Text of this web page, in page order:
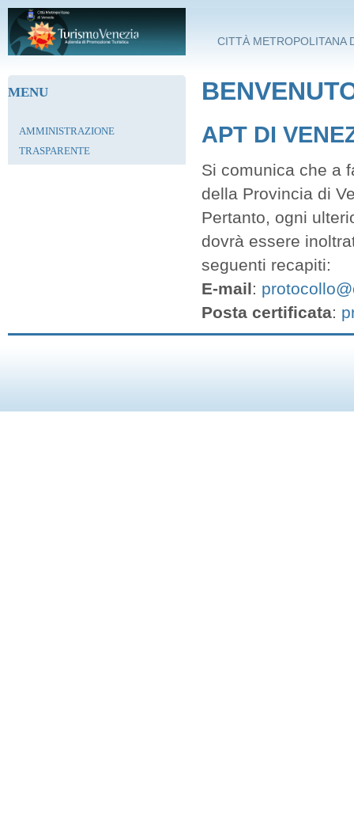
Salta al contenuto principale
CITTÀ METROPOLITANA
MENU
AMMINISTRAZIONE
TRASPARENTE
APT DI
Si comunica che a
della Provincia di
Pertanto, ogni
dovrà essere
seguenti recapiti:
E-mail:
Posta certificata: